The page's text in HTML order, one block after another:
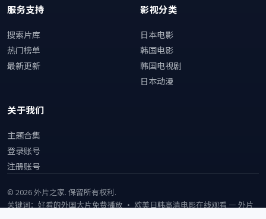
服务支持
搜索片库
热门榜单
最新更新
影视分类
日本电影
韩国电影
韩国电视剧
日本动漫
关于我们
主题合集
登录账号
注册账号
© 2026外片之家. 保留所有权利.
关键词：好看的外国大片免费播放 · 欧美日韩高清电影在线观看 — 外片